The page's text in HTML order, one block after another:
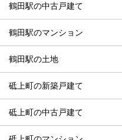
鶴田駅の中古戸建て
鶴田駅のマンション
鶴田駅の土地
砥上町の新築戸建て
砥上町の中古戸建て